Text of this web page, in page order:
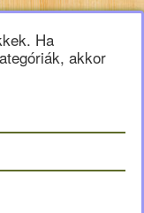
Ha
akkor